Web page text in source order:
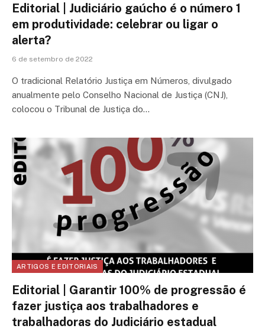
Editorial | Judiciário gaúcho é o número 1
em produtividade: celebrar ou ligar o
alerta?
6 de setembro de 2022
O tradicional Relatório Justiça em Números, divulgado
anualmente pelo Conselho Nacional de Justiça (CNJ),
colocou o Tribunal de Justiça do…
ARTIGOS E EDITORIAIS
Editorial | Garantir 100% de progressão é
fazer justiça aos trabalhadores e
trabalhadoras do Judiciário estadual